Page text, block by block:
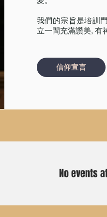
我們的宗旨是培訓
立一間充滿讚美, 有
信仰宣言
No events